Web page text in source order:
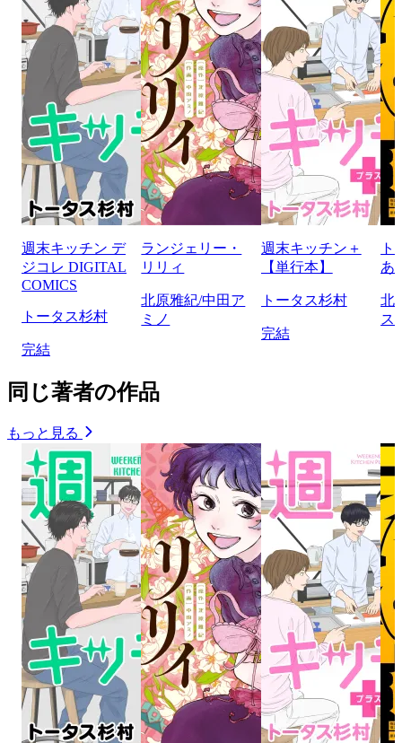
週末キッチン デ
ジコレ DIGITAL
COMICS
トータス杉村
完結
ランジェリー・
リリィ
北原雅紀/中田ア
ミノ
週末キッチン＋
【単行本】
トータス杉村
完結
ト
あ
北
ス
同じ著者の作品
もっと見る